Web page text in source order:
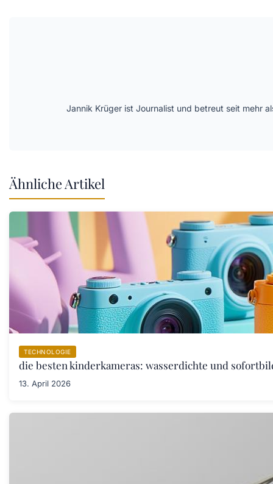
Jannik Krüger ist Journalist und betreut seit mehr
Ähnliche Artikel
TECHNOLOGIE
die besten kinderkameras: wasserdichte und
13. April 2026